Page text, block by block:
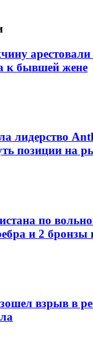
арестовали
к бывшей жене
лидерство
позиции на
по
и 2
взрыв в